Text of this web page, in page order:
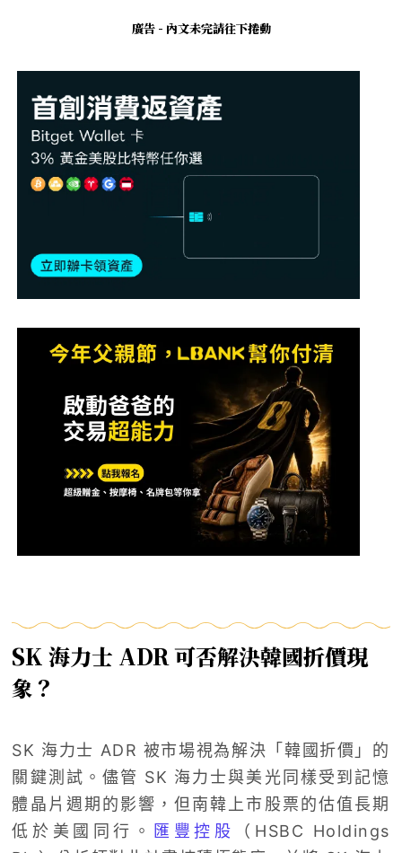
廣告 - 內文未完請往下捲動
SK 海力士 ADR 可否解決韓國折價現
象？
SK 海力士 ADR 被市場視為解決「韓國折價」的
關鍵測試。儘管 SK 海力士與美光同樣受到記憶
體晶片週期的影響，但南韓上市股票的估值長期
低於美國同行。
匯豐控股
（HSBC Holdings